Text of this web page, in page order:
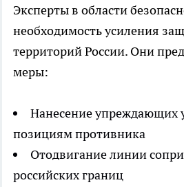
Эксперты в области
необходимость усиления
территорий России. Они
меры:
Нанесение упреждающих
позициям противника
Отодвигание линии
российских границ